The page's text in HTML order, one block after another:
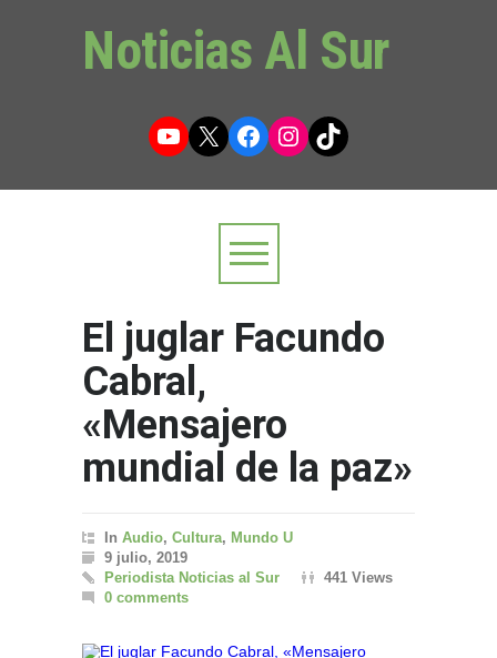
Noticias Al Sur
YouTube
X Facebook
Instagram
TikTok
El juglar Facundo
Cabral,
«Mensajero
mundial de la paz»
In Audio, Cultura, Mundo U
9 julio, 2019
Periodista Noticias al Sur
441 Views
0 comments